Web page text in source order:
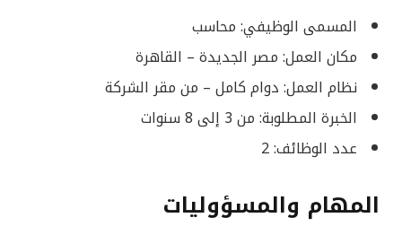
المسمى الوظيفي: محاسب
مكان العمل: مصر الجديدة – القاهرة
نظام العمل: دوام كامل – من مقر الشركة
الخبرة المطلوبة: من 3 إلى 8 سنوات
عدد الوظائف: 2
المهام والمسؤوليات